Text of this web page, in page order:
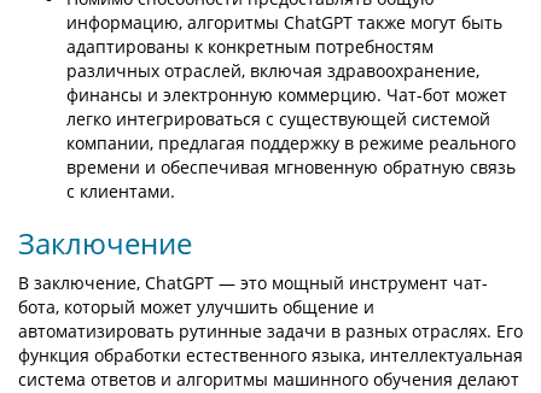
информацию, алгоритмы ChatGPT также могут быть
адаптированы к конкретным потребностям
различных отраслей, включая здравоохранение,
финансы и электронную коммерцию. Чат-бот может
легко интегрироваться с существующей системой
компании, предлагая поддержку в режиме реального
времени и обеспечивая мгновенную обратную связь
с клиентами.
Заключение
В заключение, ChatGPT — это мощный инструмент чат-
бота, который может улучшить общение и
автоматизировать рутинные задачи в разных отраслях. Его
функция обработки естественного языка, интеллектуальная
система ответов и алгоритмы машинного обучения делают